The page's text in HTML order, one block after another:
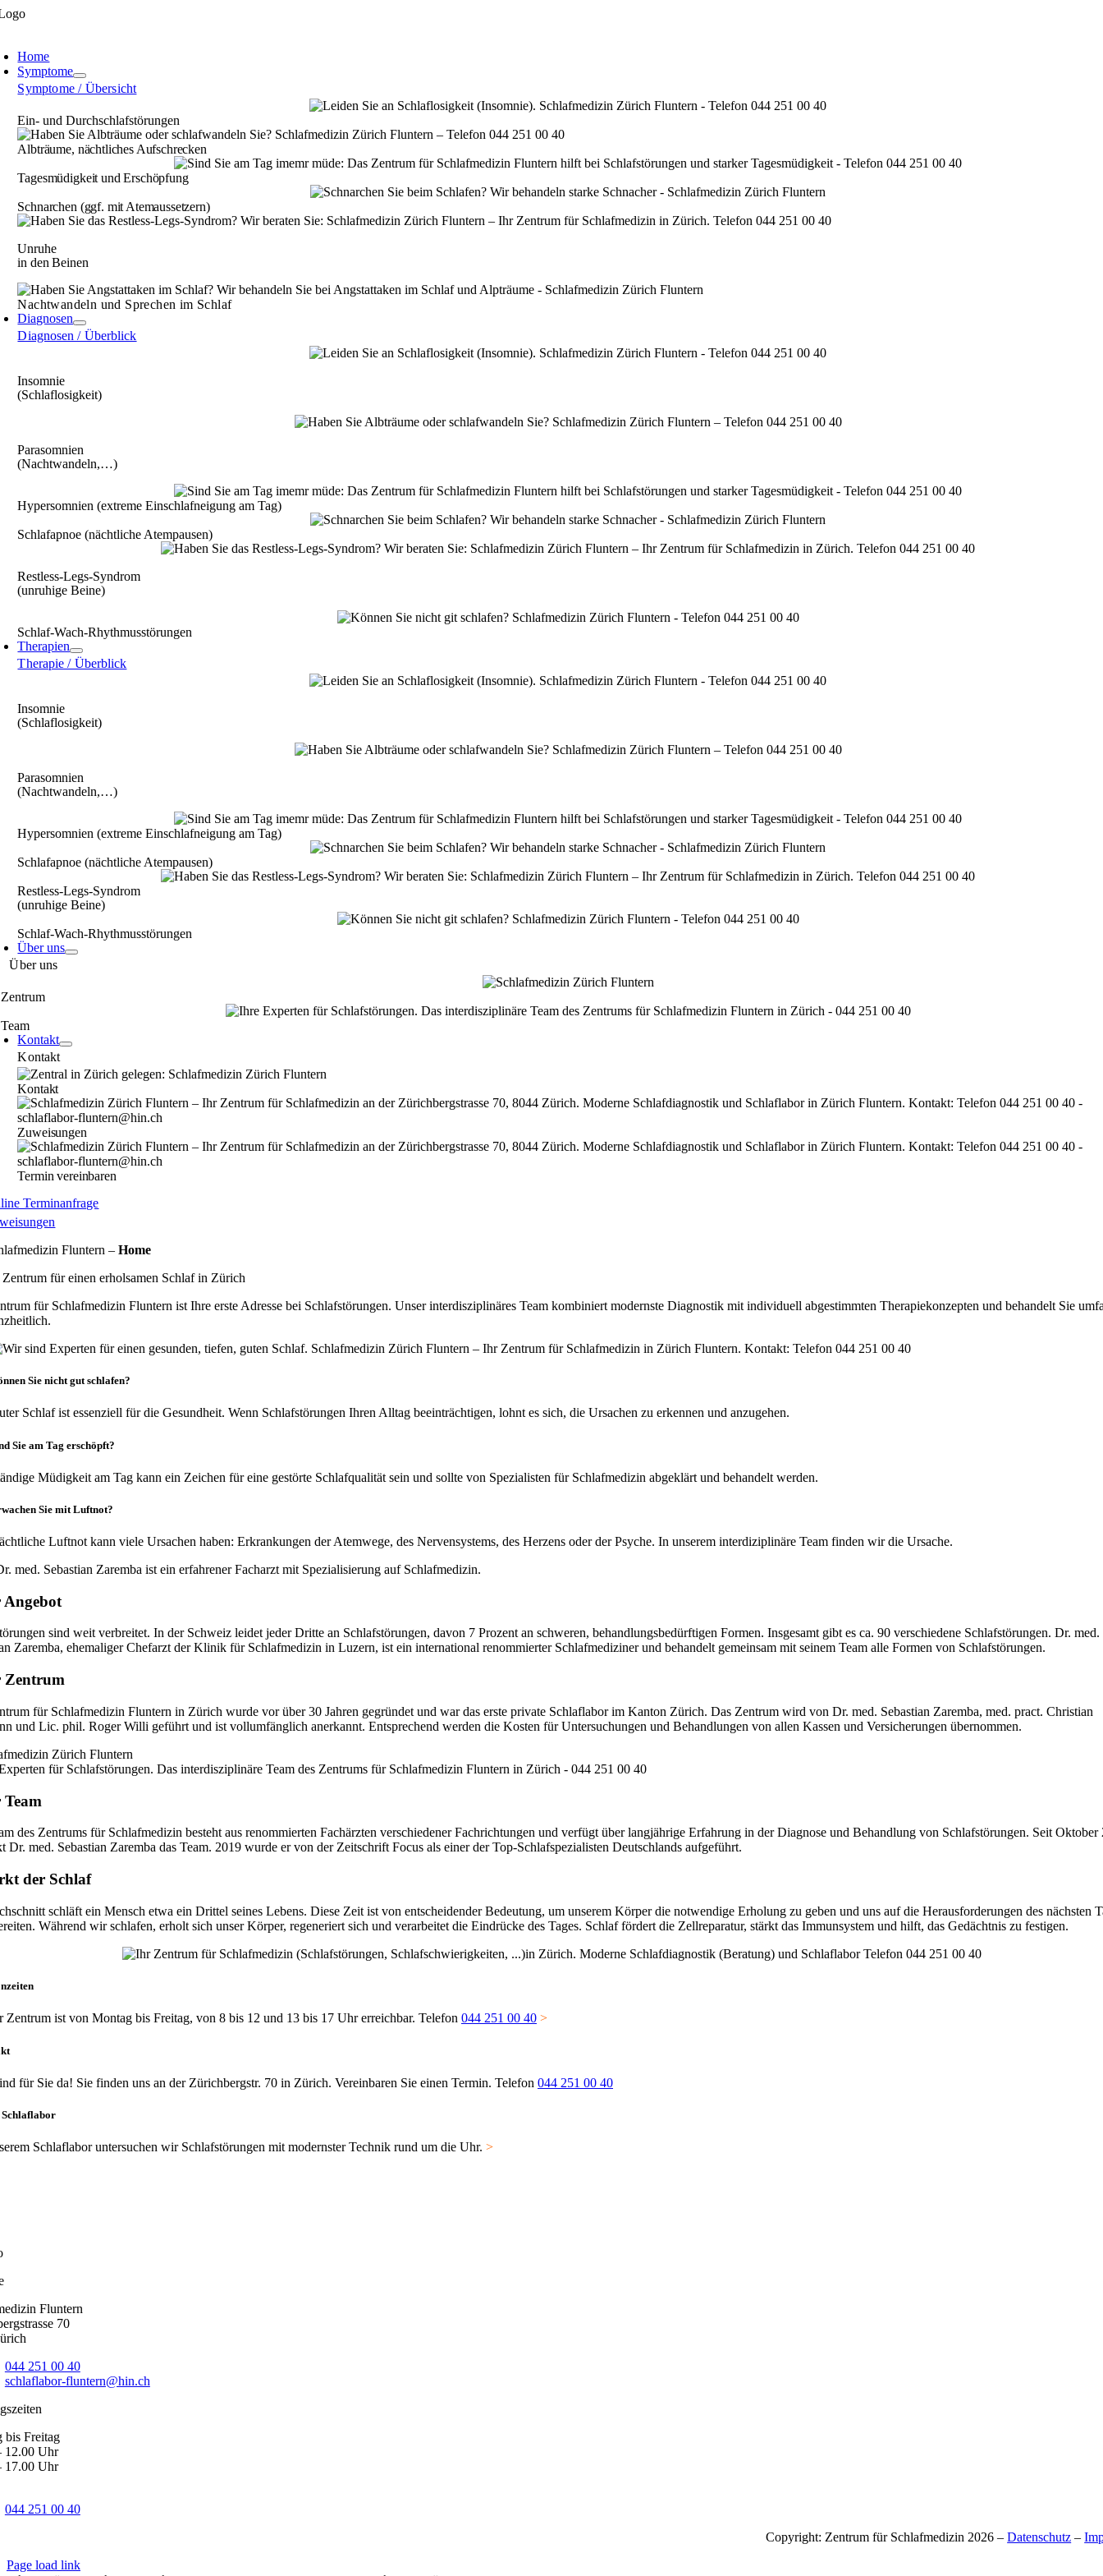
Zum
Home
Symptome
Symptome / Übersicht
Ein- und Durch­schlaf­störungen
Albträume, nächt­liches Aufschrecken
Tagesmüdigkeit und Erschöpfung
Schnarchen (ggf. mit Atemaussetzern)
Unruhe
in den Beinen
Nachtwandeln und Sprechen im Schlaf
Diagnosen
Diagnosen / Überblick
Insomnie
(Schlaflosigkeit)
Parasomnien
(Nachtwandeln,…)
Hypersomnien (extreme Einschlafneigung am Tag)
Schlafapnoe (nächt­liche Atempausen)
Restless-Legs-Syndrom
(unruhige Beine)
Schlaf-Wach-­Rhythmusstörungen
Therapien
Therapie / Überblick
Insomnie
(Schlaflosigkeit)
Parasomnien
(Nachtwandeln,…)
Hypersomnien (extreme Einschlafneigung am Tag)
Schlafapnoe (nächt­liche Atempausen)
Restless-Legs-Syndrom
(unruhige Beine)
Schlaf-Wach-­Rhythmusstörungen
Über uns
Über uns
Zentrum
Team
Kontakt
Kontakt
Kontakt
Zuweisungen
Termin vereinbaren
Terminanfrage
Fluntern –Home
für einen erholsamen Schlaf in Zürich
für Schlafmedizin Fluntern ist Ihre erste Adresse bei Schlafstörungen. Unser inter­disziplinäres Team kombiniert modernste Diagnostik mit individuell abgestimmten Therapie­konzepten und behandelt Sie
Sie nicht gut schlafen?
Schlaf ist essenziell für die Ge­sund­heit. Wenn Schlaf­­­störungen Ihren Alltag be­­ein­­trächtigen, lohnt es sich, die Ursachen zu erkennen und anzugehen.
Sie am Tag erschöpft?
Müdigkeit am Tag kann ein Zeichen für eine gestörte Schlaf­­qualität sein und sollte von Spezialisten für Schlaf­medizin abgeklärt und behandelt werden.
Sie mit Luftnot?
Luftnot kann viele Ur­sachen haben: Er­krankungen der Atem­wege, des Nerven­systems, des Herzens oder der Psyche. In unserem inter­diziplinäre Team finden wir die Ursache.
Angebot
sind weit ver­breitet. In der Schweiz leidet jeder Dritte an Schlaf­­störungen, davon 7 Prozent an schweren, behandlungs­­bedürftigen Formen. Ins­gesamt gibt es ca. 90 verschiedene Schlaf­­störungen. Dr. med.
Zaremba, ehemaliger Chef­arzt der Kli­nik für Schlaf­­me­di­zin in Lu­zern, ist ein international re­nommierter Schlaf­­­mediziner und be­handelt ge­­meinsam mit seinem Team alle Formen von Schlaf­­­störungen.
Zentrum
für Schlafmedizin Fluntern in Zürich wurde vor über 30 Jahren gegründet und war das erste private Schlaflabor im Kanton Zürich. Das Zentrum wird von Dr. med. Sebastian Zaremba, med. pract. Christian
und Lic. phil. Roger Willi geführt und ist vollumfänglich anerkannt. Entsprechend werden die Kosten für Untersuchungen und Behandlungen von allen Kassen und Versicherungen übernommen.
Team
des Zentrums für Schlaf­medizin besteht aus re­nommierten Fach­ärzten verschiedener Fach­richtungen und verfügt über langjährige Erfahrung in der Diagnose und Behandlung von Schlaf­störungen. Seit Oktober
Dr. med. Sebastian Zaremba das Team. 2019 wurde er von der Zeitschrift Focus als einer der Top-Schlaf­spezialisten Deutschlands aufgeführt.
der Schlaf
schläft ein Mensch etwa ein Drittel seines Lebens. Diese Zeit ist von entscheidender Bedeutung, um unserem Körper die notwendige Erholung zu geben und uns auf die Her­aus­forderungen des nächsten
Während wir schlafen, erholt sich unser Körper, regeneriert sich und verarbeitet die Eindrücke des Tages. Schlaf fördert die Zell­reparatur, stärkt das Immunsystem und hilft, das Gedächtnis zu festigen.
Zentrum ist von Montag bis Freitag, von 8 bis 12 und 13 bis 17 Uhr erreichbar. Telefon 044 251 00 40 >
für Sie da! Sie finden uns an der Zürichbergstr. 70 in Zürich. Ver­ein­­baren Sie einen Termin. Telefon 044 251 00 40
Schlaflabor
Schlaflabor unter­suchen wir Schlaf­störungen mit modernster Technik rund um die Uhr. >
Fluntern
70
044 251 00 40
schlaflabor-fluntern@hin.ch
bis Freitag
12.00 Uhr
17.00 Uhr
044 251 00 40
Copyright: Zentrum für Schlafmedizin 2026 –Datenschutz –
Page load link